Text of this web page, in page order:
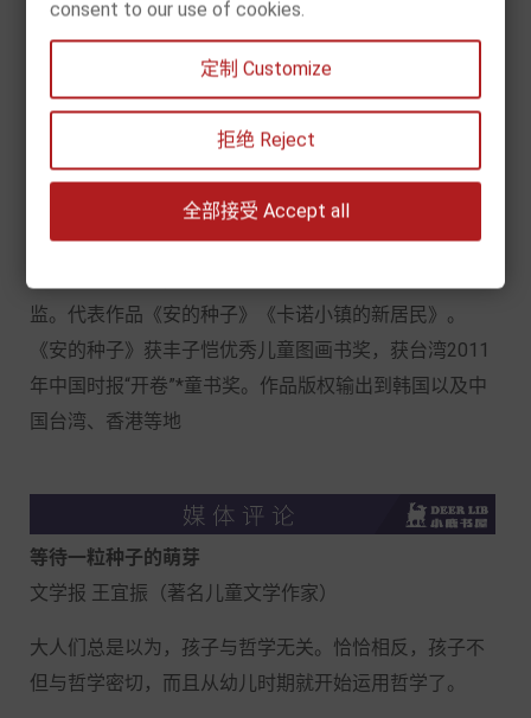
越南、马来西亚等地。作品《安的种子》荣获丰子恺优
秀儿童图画书奖，台湾2011年中国时报“开卷”*童书奖。
黄丽
毕业于西安美术学院国画系。1998年创办太阳娃插画设
监。代表作品《安的种子》《卡诺小镇的新居民》。
《安的种子》获丰子恺优秀儿童图画书奖，获台湾2011
年中国时报“开卷”*童书奖。作品版权输出到韩国以及中
国台湾、香港等地
等待一粒种子的萌芽
文学报 王宜振（著名儿童文学作家）
大人们总是以为，孩子与哲学无关。恰恰相反，孩子不
但与哲学密切，而且从幼儿时期就开始运用哲学了。
consent to our use of cookies.
定制 Customize
拒绝 Reject
全部接受 Accept all